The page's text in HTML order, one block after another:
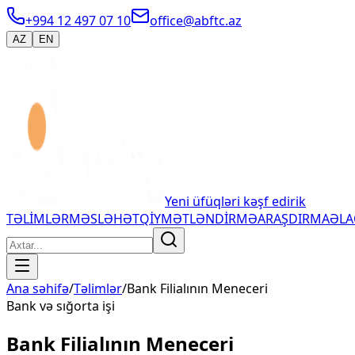
+994 12 497 07 10 office@abftc.az
AZ EN
Yeni üfüqləri kəşf edirik
TƏLİMLƏRMƏSLƏHƏTQİYMƏTLƏNDİRMƏARAŞDIRMA
Ana səhifə/Təlimlər/Bank Filialının Meneceri
Bank və sığorta işi
Bank Filialının Meneceri